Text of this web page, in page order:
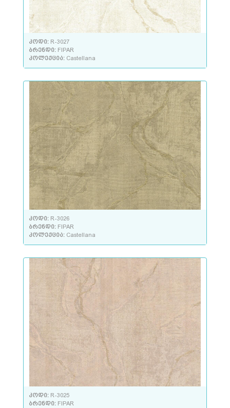
კოდი: R-3027
ბრენდი: FIPAR
კოლექცია: Castellana
კოდი: R-3026
ბრენდი: FIPAR
კოლექცია: Castellana
კოდი: R-3025
ბრენდი: FIPAR